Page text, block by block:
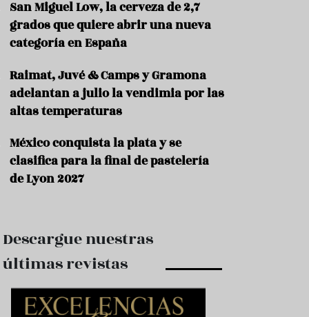
e
s
r
a
n
F
n
San Miguel Low, la cerveza de 2,7
grados que quiere abrir una nueva
categoría en España
Raimat, Juvé & Camps y Gramona
adelantan a julio la vendimia por las
altas temperaturas
México conquista la plata y se
clasifica para la final de pastelería
de Lyon 2027
Descargue nuestras
últimas revistas